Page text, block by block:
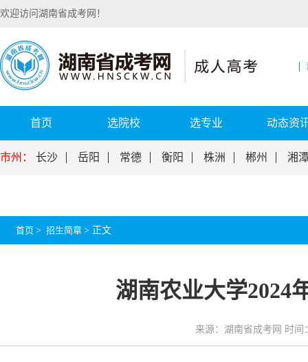
欢迎访问湖南省成考网！
首页 选院校 选专业 动态资
市州： 长沙 岳阳 常德 衡阳 株洲 郴州 湘
首页 > 招生简章 > 正文
湖南农业大学2024
来源：湖南省成考网 时间